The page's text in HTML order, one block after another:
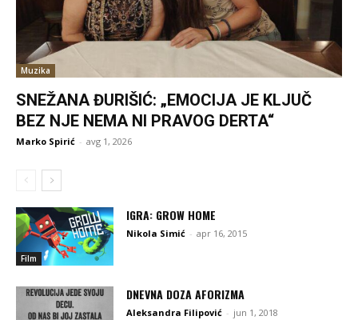
Muzika
SNEŽANA ĐURIŠIĆ: „EMOCIJA JE KLJUČ
BEZ NJE NEMA NI PRAVOG DERTA“
Marko Spirić - avg 1, 2026
Film
IGRA: GROW HOME
Nikola Simić - apr 16, 2015
DNEVNA DOZA AFORIZMA
Aleksandra Filipović - jun 1, 2018